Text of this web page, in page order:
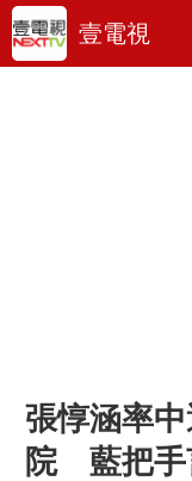
壹電視
張惇涵率
院 藍把手